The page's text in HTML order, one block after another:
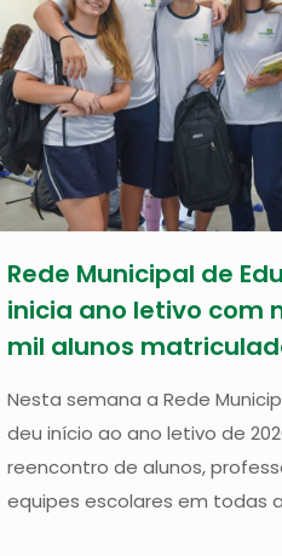
Rede Municipal de
inicia ano letivo com
mil alunos
Nesta semana a Rede
deu início ao ano letivo de
reencontro de alunos,
equipes escolares em todas